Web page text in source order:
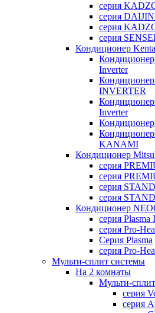
серия
серия
серия
серия
Кондиционер
Inverter
INVERTER
Inverter
KANAMI
Кондиционер
серия
серия
серия
серия
Кондиционер
серия Plasma
серия Pro-
Cерия Plasma
серия Pro-
Мульти-сплит системы
На 2 комнаты
Мульти-
серия
серия